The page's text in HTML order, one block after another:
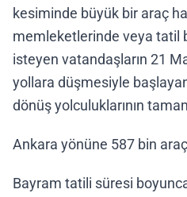
kesiminde büyük bir araç
memleketlerinde veya tatil
isteyen vatandaşların 21
yollara düşmesiyle
dönüş yolculuklarının
Ankara yönüne 587 bin
Bayram tatili süresi